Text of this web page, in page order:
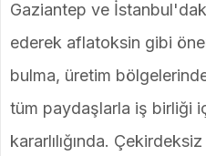
Gaziantep ve
ederek aflatoksin gibi
bulma, üretim
tüm paydaşlarla iş birliği
kararlılığında.